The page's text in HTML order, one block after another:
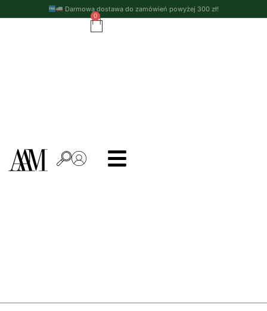
Darmowa dostawa do zamówień powyżej 300 zł!
0